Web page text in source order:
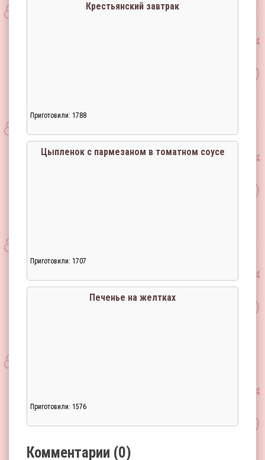
Крестьянский завтрак
Приготовили: 1788
Цыпленок с пармезаном в томатном соусе
Приготовили: 1707
Печенье на желтках
Приготовили: 1576
Комментарии (0)